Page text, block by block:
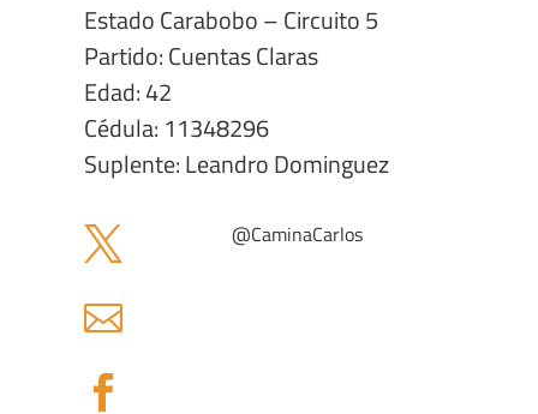
Estado Carabobo – Circuito 5
Partido: Cuentas Claras
Edad: 42
Cédula: 11348296
Suplente: Leandro Dominguez
 @CaminaCarlos

